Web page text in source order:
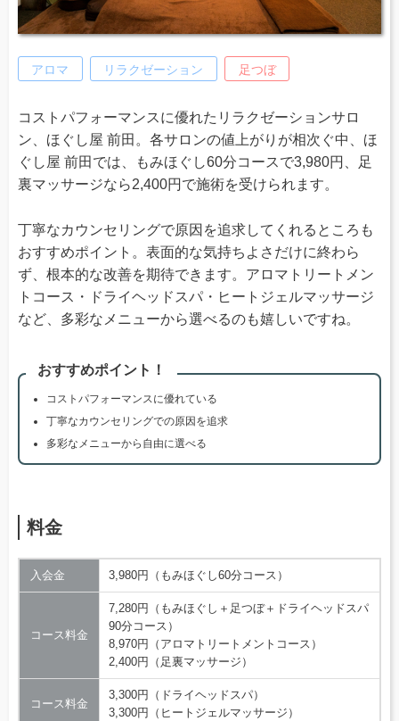
アロマ リラクゼーション 足つぼ
コストパフォーマンスに優れたリラクゼーションサロ
ン、ほぐし屋 前田。各サロンの値上がりが相次ぐ中、ほ
ぐし屋 前田では、もみほぐし60分コースで3,980円、足
裏マッサージなら2,400円で施術を受けられます。
丁寧なカウンセリングで原因を追求してくれるところも
おすすめポイント。表面的な気持ちよさだけに終わら
ず、根本的な改善を期待できます。アロマトリートメン
トコース・ドライヘッドスパ・ヒートジェルマッサージ
など、多彩なメニューから選べるのも嬉しいですね。
おすすめポイント！
コストパフォーマンスに優れている
丁寧なカウンセリングでの原因を追求
多彩なメニューから自由に選べる
料金
入会金 3,980円（もみほぐし60分コース）
コース料金
7,280円（もみほぐし＋足つぼ＋ドライヘッドスパ
90分コース）
8,970円（アロマトリートメントコース）
2,400円（足裏マッサージ）
コース料金
3,300円（ドライヘッドスパ）
3,300円（ヒートジェルマッサージ）